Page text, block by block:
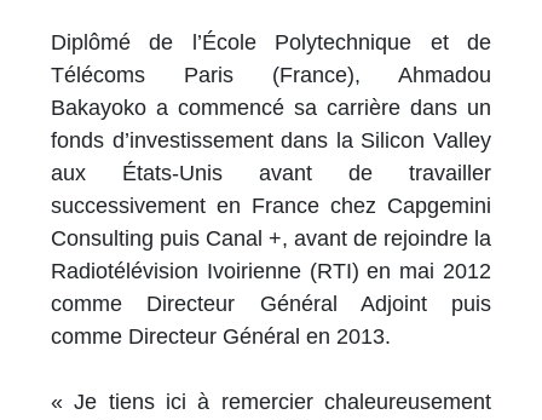
Diplômé de l’École Polytechnique et de
Télécoms Paris (France), Ahmadou
Bakayoko a commencé sa carrière dans un
fonds d’investissement dans la Silicon Valley
aux États-Unis avant de travailler
successivement en France chez Capgemini
Consulting puis Canal +, avant de rejoindre la
Radiotélévision Ivoirienne (RTI) en mai 2012
comme Directeur Général Adjoint puis
comme Directeur Général en 2013.
« Je tiens ici à remercier chaleureusement